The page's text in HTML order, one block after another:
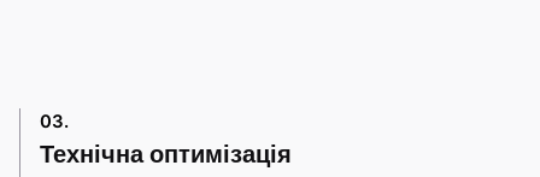
03.
Технічна оптимізація